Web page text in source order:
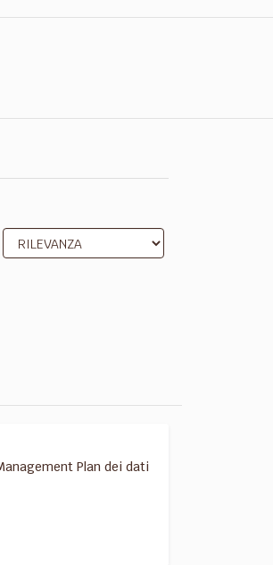
Plan dei dati